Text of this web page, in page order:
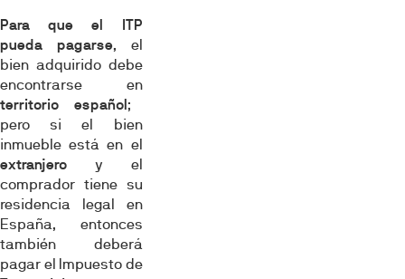
Para que el ITP
pueda pagarse, el
bien adquirido debe
encontrarse en
territorio español;
pero si el bien
inmueble está en el
extranjero y el
comprador tiene su
residencia legal en
España, entonces
también deberá
pagar el Impuesto de